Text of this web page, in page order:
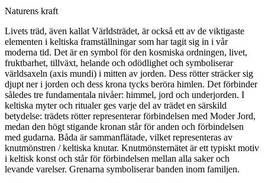
Naturens kraft
Livets träd, även kallat Världsträdet, är också ett av de viktigaste
elementen i keltiska framställningar som har tagit sig in i vår
moderna tid. Det är en symbol för den kosmiska ordningen, livet,
fruktbarhet, tillväxt, helande och odödlighet och symboliserar
världsaxeln (axis mundi) i mitten av jorden. Dess rötter sträcker sig
djupt ner i jorden och dess krona tycks beröra himlen. Det förbinder
således tre fundamentala nivåer: himmel, jord och underjorden. I
keltiska myter och ritualer ges varje del av trädet en särskild
betydelse: trädets rötter representerar förbindelsen med Moder Jord,
medan den högt stigande kronan står för anden och förbindelsen
med gudarna. Båda är sammanflätade, vilket representeras av
knutmönstren / keltiska knutar. Knutmönsternätet är ett typiskt motiv
i keltisk konst och står för förbindelsen mellan alla saker och
levande varelser. Grenarna symboliserar banden inom familjen.